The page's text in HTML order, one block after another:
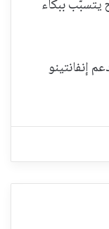
يتسبّب ببكاء
إنفانتينو